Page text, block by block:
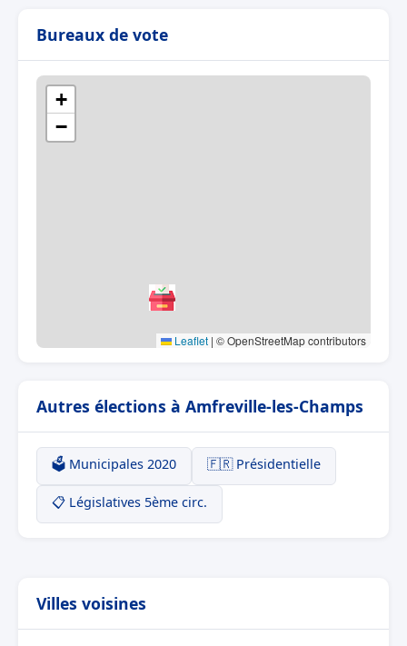
Bureaux de vote
+
−
Leaflet | © OpenStreetMap contributors
Autres élections à Amfreville-les-Champs
🗳️ Municipales 2020 🇫🇷 Présidentielle
📋 Législatives 5ème circ.
Villes voisines